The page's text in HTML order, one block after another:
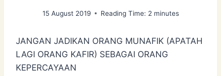
15 August 2019 Reading Time: 2 minutes
JANGAN JADIKAN ORANG MUNAFIK (APATAH
LAGI ORANG KAFIR) SEBAGAI ORANG
KEPERCAYAAN